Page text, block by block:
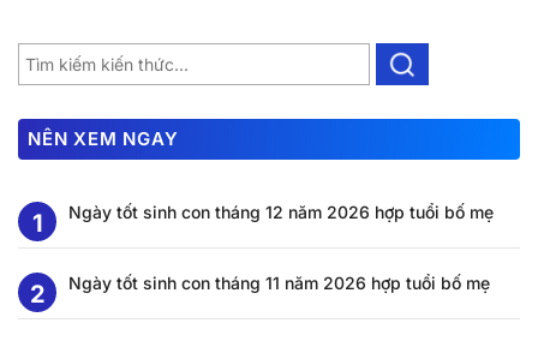
NÊN XEM NGAY
Ngày tốt sinh con tháng 12 năm 2026 hợp tuổi bố mẹ
Ngày tốt sinh con tháng 11 năm 2026 hợp tuổi bố mẹ